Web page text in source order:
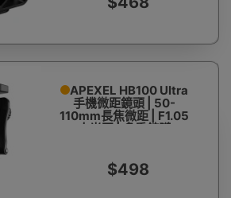
APEXEL HB100 Ultra
手機微距鏡頭 | 50-
110mm長焦微距 | F1.05
大光圈 | 多重鍍膜
$498